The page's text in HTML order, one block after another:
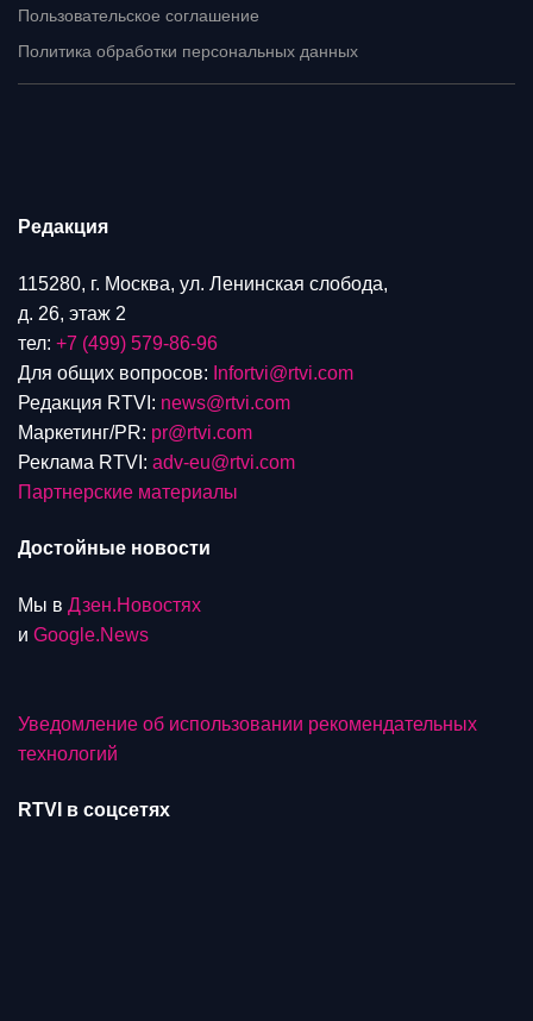
Пользовательское соглашение
Политика обработки персональных данных
Редакция
115280, г. Москва, ул. Ленинская слобода,
д. 26, этаж 2
тел: +7 (499) 579-86-96
Для общих вопросов: Infortvi@rtvi.com
Редакция RTVI: news@rtvi.com
Маркетинг/PR: pr@rtvi.com
Реклама RTVI: adv-eu@rtvi.com
Партнерские материалы
Достойные новости
Мы в Дзен.Новостях
и Google.News
Уведомление об использовании рекомендательных
технологий
RTVI в соцсетях